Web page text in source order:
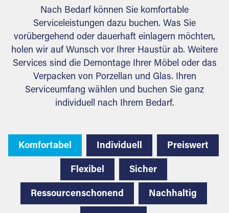
Nach Bedarf können Sie komfortable
Serviceleistungen dazu buchen. Was Sie
vorübergehend oder dauerhaft einlagern möchten,
holen wir auf Wunsch vor Ihrer Haustür ab. Weitere
Services sind die Demontage Ihrer Möbel oder das
Verpacken von Porzellan und Glas. Ihren
Serviceumfang wählen und buchen Sie ganz
individuell nach Ihrem Bedarf.
Komfortabel Individuell Preiswert
Flexibel Sicher
Ressourcenschonend Nachhaltig